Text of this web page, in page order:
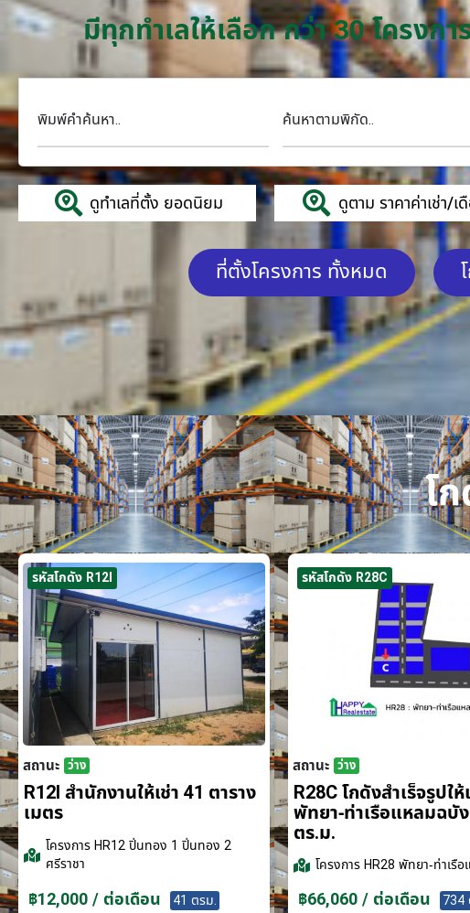
มีทุกทำเลให้เลือก กว่า 30 โครง
พิมพ์คำค้นหา.. ค้นหาตามพิกัด..
ดูทำเลที่ตั้ง ยอดนิยม ดูตาม ราคาค่าเช่า/เ
ที่ตั้งโครงการ ทั้งหมด
โ
รหัสโกดัง R12I
สถานะ ว่าง
R12I สำนักงานให้เช่า 41 ตาราง
เมตร
โครงการHR12 ปิ่นทอง 1 ปิ่นทอง 2
ศรีราชา
฿12,000 / ต่อเดือน 41 ตรม.
รหัสโกดัง R28C
สถานะ ว่าง
R28C โกดังสำเร็จรูปให้
พัทยา-ท่าเรือแหลมฉบั
ตร.ม.
โครงการHR28 พัทยา-ท่าเรื
฿66,060 / ต่อเดือน 734